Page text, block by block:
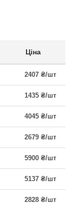
Ціна
2407 ₴/шт
1435 ₴/шт
4045 ₴/шт
2679 ₴/шт
5900 ₴/шт
5137 ₴/шт
2828 ₴/шт